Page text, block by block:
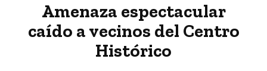
Amenaza espectacular
caído a vecinos del Centro
Histórico